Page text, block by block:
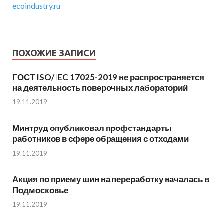
ecoindustry.ru
ПОХОЖИЕ ЗАПИСИ
ГОСТ ISO/IEC 17025-2019 не распространяется
на деятельность поверочных лабораторий
19.11.2019
Минтруд опубликовал профстандарты
работников в сфере обращения с отходами
19.11.2019
Акция по приему шин на переработку началась в
Подмосковье
19.11.2019